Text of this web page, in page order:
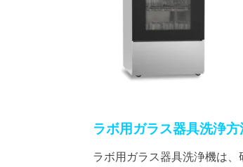
ラボ用ガラス器具洗浄方
ラボ用ガラス器具洗浄機は